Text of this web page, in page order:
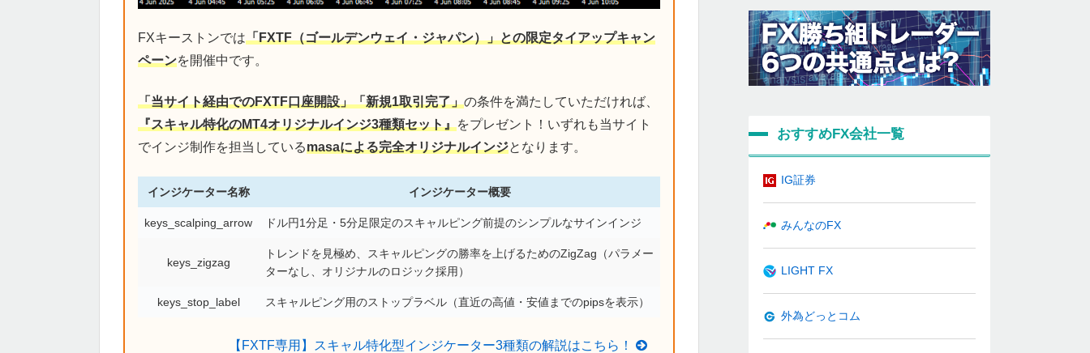
FXキーストンでは「FXTF（ゴールデンウェイ・ジャパン）」との限定タイアップキャン
ペーンを開催中です。
「当サイト経由でのFXTF口座開設」「新規1取引完了」の条件を満たしていただければ、
『スキャル特化のMT4オリジナルインジ3種類セット』をプレゼント！いずれも当サイト
でインジ制作を担当しているmasaによる完全オリジナルインジとなります。
インジケーター名称 インジケーター概要
keys_scalping_arrow ドル円1分足・5分足限定のスキャルピング前提のシンプルなサインインジ
keys_zigzag
トレンドを見極め、スキャルピングの勝率を上げるためのZigZag（パラメー
ターなし、オリジナルのロジック採用）
keys_stop_label スキャルピング用のストップラベル（直近の高値・安値までのpipsを表示）
【FXTF専用】スキャル特化型インジケーター3種類の解説はこちら！
おすすめFX会社一覧
IG証券
みんなのFX
LIGHT FX
外為どっとコム